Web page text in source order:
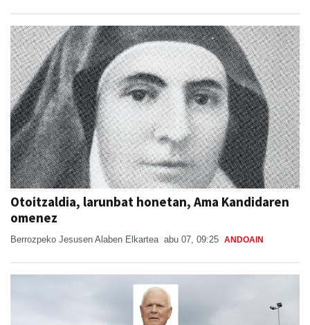
Otoitzaldia, larunbat honetan, Ama Kandidaren
omenez
Berrozpeko Jesusen Alaben Elkartea abu 07, 09:25 ANDOAIN